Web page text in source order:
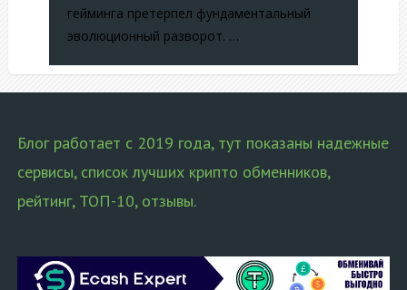
гейминга претерпел фундаментальный
эволюционный разворот. …
Блог работает с 2019 года, тут показаны надежные
сервисы, список лучших крипто обменников,
рейтинг, ТОП-10, отзывы.